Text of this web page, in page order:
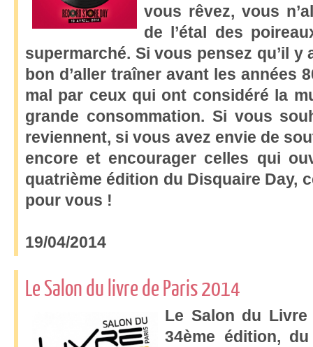
vous rêvez, vous
de l’étal des
supermarché. Si vous pensez qu’il
bon d’aller traîner avant les années
mal par ceux qui ont considéré la
grande consommation. Si vous
reviennent, si vous avez envie de
encore et encourager celles qui
quatrième édition du Disquaire Day,
pour vous !
19/04/2014
Le Salon du livre de Paris 2014
Le Salon du
34ème édition,